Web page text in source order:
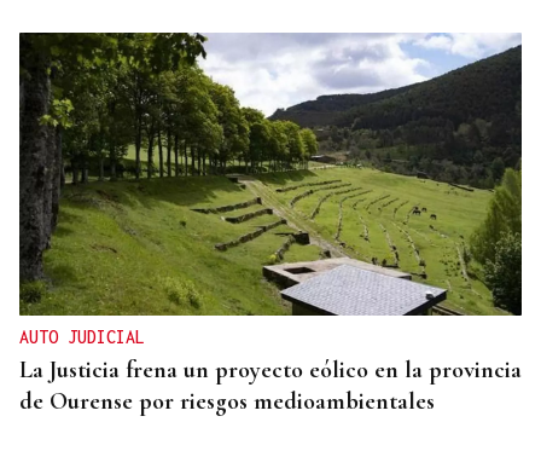
AUTO JUDICIAL
La Justicia frena un proyecto eólico en la provincia
de Ourense por riesgos medioambientales